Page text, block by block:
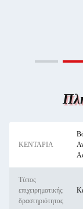
ΚΕΝΤΑΡΙΑ
Τύπος
επιχειρηματικής
δραστηριότητας